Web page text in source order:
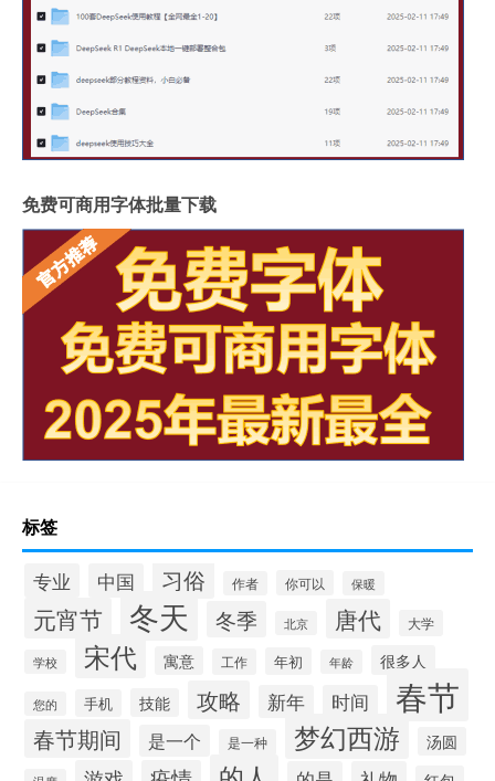
免费可商用字体批量下载
标签
专业 中国 习俗 作者 你可以 保暖
元宵节 冬天 冬季 北京 唐代 大学
学校 宋代 寓意 工作 年初 年龄 很多人
您的 手机 技能 攻略 新年 时间 春节
春节期间 是一个 是一种 梦幻西游 汤圆